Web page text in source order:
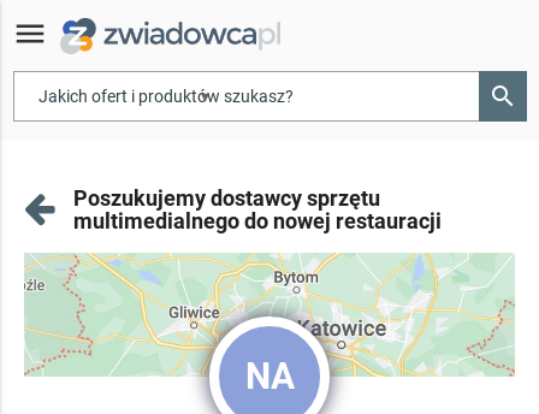
menu
▾ search
Poszukujemy dostawcy sprzętu
multimedialnego do nowej restauracji
NA